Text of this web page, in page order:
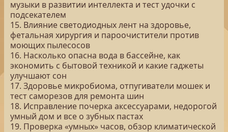
музыки в развитии интеллекта и тест удочки с
подсекателем
15. Влияние светодиодных лент на здоровье,
фетальная хирургия и пароочистители против
моющих пылесосов
16. Насколько опасна вода в бассейне, как
экономить с бытовой техникой и какие гаджеты
улучшают сон
17. Здоровье микробиома, отпугиватели мошек и
тест саморезов для ремонта шин
18. Исправление почерка аксессуарами, недорогой
умный дом и все о зубных пастах
19. Проверка «умных» часов, обзор климатической